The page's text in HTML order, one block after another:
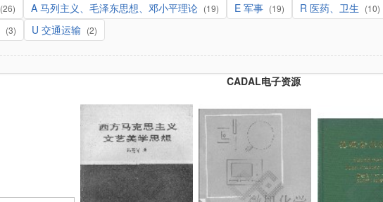
(26) A 马列主义、毛泽东思想、邓小平理论 (19) E 军事 (19) R 医药、卫生 (10)
(3) U 交通运输 (2)
CADAL电子资源